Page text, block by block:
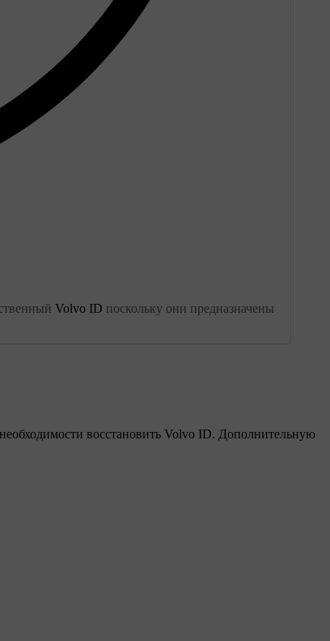
Volvo ID поскольку они предназначены
восстановить Volvo ID. Дополнительную